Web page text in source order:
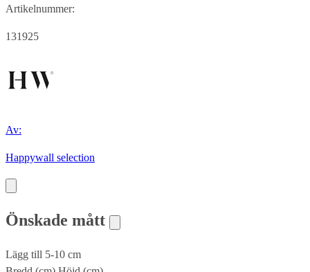
Artikelnummer:
131925
Av:
Happywall selection
Önskade mått
Lägg till 5-10 cm